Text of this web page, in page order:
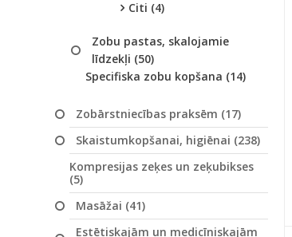
Citi (4)
Zobu pastas, skalojamie
līdzekļi (50)
Specifiska zobu kopšana (14)
Zobārstniecības praksēm (17)
Skaistumkopšanai, higiēnai (238)
Kompresijas zeķes un zeķubikses
(5)
Masāžai (41)
Estētiskajām un medicīniskajām